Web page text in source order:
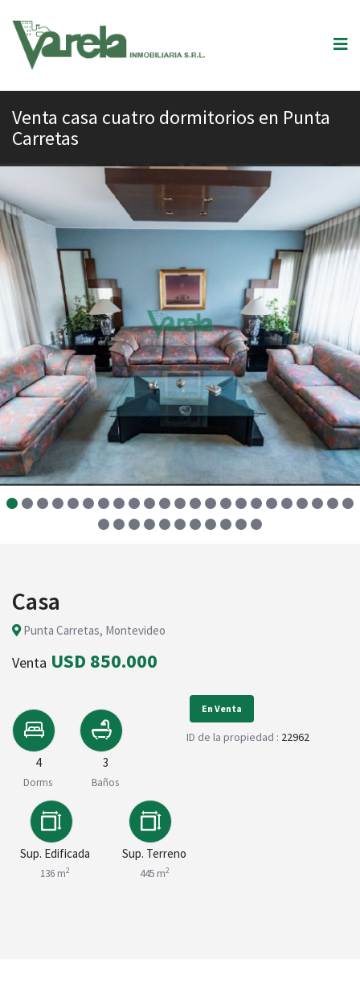
Venta casa cuatro dormitorios en Punta
Carretas
Casa
Punta Carretas, Montevideo
Venta USD 850.000
4
Dorms
3
Baños
Sup. Edificada
136 m2
Sup. Terreno
445 m2
En Venta
ID de la propiedad : 22962